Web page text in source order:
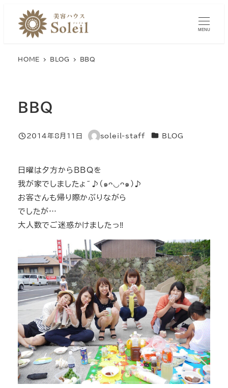
MENU
HOME BLOG BBQ
BBQ
投稿日
2014年8月11日
著
soleil-staff カテゴリー
BLOG
日曜は夕方からBBQを
我が家でしましたょ~♪(๑ᴖ◡ᴖ๑)♪
お客さんも帰り際かぶりながら
でしたが…
大人数でご迷惑かけましたっ‼︎